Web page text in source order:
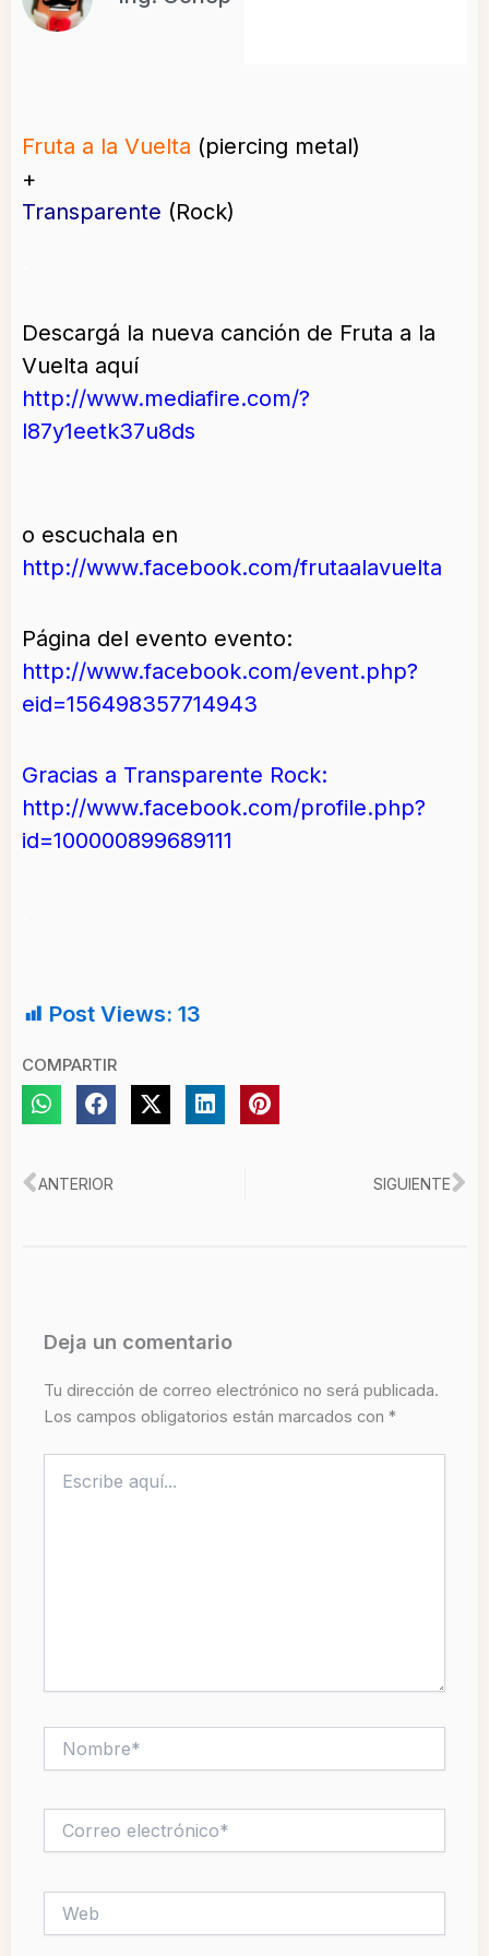
Fruta a la Vuelta (piercing metal)
+
Transparente (Rock)
Descargá la nueva canción de Fruta a la
Vuelta aquí
http://www.mediafire.com/?
l87y1eetk37u8ds
o escuchala en
http://www.facebook.com/frutaalavuelta
Página del evento evento:
http://www.facebook.com/event.php?
eid=156498357714943
Gracias a Transparente Rock:
http://www.facebook.com/profile.php?
id=100000899689111
Post Views: 13
COMPARTIR
Ant
ANTERIOR SIGUIENTE
Deja un comentario
Tu dirección de correo electrónico no será publicada.
Los campos obligatorios están marcados con *
aquí...
electrónico*